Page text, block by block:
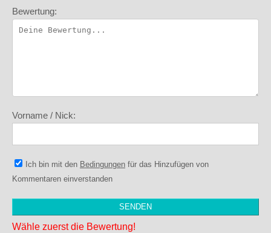
Bewertung:
Vorname / Nick:
Ich bin mit den Bedingungen für das Hinzufügen von
Kommentaren einverstanden
Wähle zuerst die Bewertung!